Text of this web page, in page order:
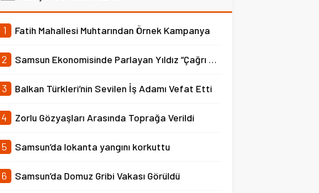
1 Fatih Mahallesi Muhtarından Örnek Kampanya
2 Samsun Ekonomisinde Parlayan Yıldız “Çağrı Temper”
3 Balkan Türkleri’nin Sevilen İş Adamı Vefat Etti
4 Zorlu Gözyaşları Arasında Toprağa Verildi
5 Samsun’da lokanta yangını korkuttu
6 Samsun’da Domuz Gribi Vakası Görüldü